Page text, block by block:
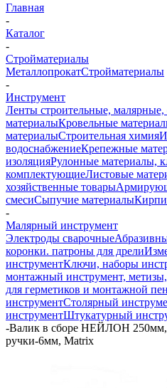
Главная
-
Каталог
-
Стройматериалы
МеталлопрокатСтройматериалы
-
Инструмент
Ленты строительные,
материалыКровельные
материалыСтроительная химия
водоснабжениеКрепежные
изоляцияРулонные материалы,
комплектующиеЛистовые
хозяйственные товары
смесиСыпучие материалы
-
Малярный инструмент
Электроды сварочные
коронки. патроны для дрели
инструментКлючи, наборы
монтажный инструмент,
для герметиков и монтажной
инструментСтолярный
инструментШтукатурный
-Валик в сборе НЕЙЛОН
ручки-6мм, Matrix